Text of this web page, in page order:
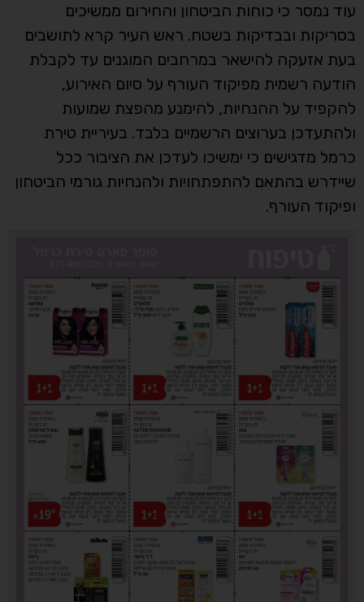
עוד נמסר כי כוחות הביטחון והחירום ממשיכים
בסריקות ובבדיקות בשטח. ראש העיר קרא לתושבים
בעת אזעקה להישאר במרחבים המוגנים עד לקבלת
הודעה רשמית מפיקוד העורף על סיום האירוע,
להקפיד על ההנחיות, להימנע מהפצת שמועות
ולהתעדכן בערוצים הרשמיים בלבד. בעיריית טירת
כרמל מדגישים כי ימשיכו לעדכן את הציבור ככל
שיידרש בהתאם להתפתחויות ולהנחיות גורמי הביטחון
ופיקוד העורף.